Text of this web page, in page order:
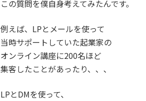
この質問を僕自身考えてみたんです。
例えば、LPとメールを使って
当時サポートしていた起業家の
オンライン講座に200名ほど
集客したことがあったり、、、
LPとDMを使って、